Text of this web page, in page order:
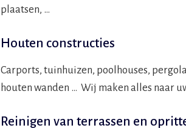
plaatsen, …
Houten constructies
Carports, tuinhuizen, poolhouses,
houten wanden … Wij maken alles naar
Reinigen van terrassen en